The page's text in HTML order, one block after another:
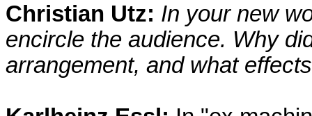
Christian Utz: In your new
encircle the audience. Why
arrangement, and what